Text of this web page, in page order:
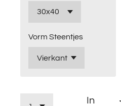
Vorm Steentjes
In